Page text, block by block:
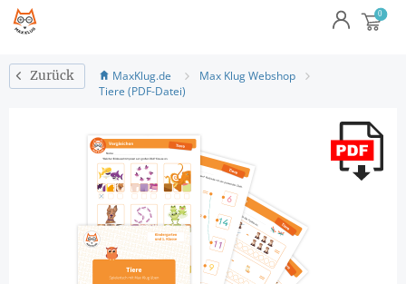
Zurück MaxKlug.de
Max Klug Webshop
Tiere (PDF-Datei)